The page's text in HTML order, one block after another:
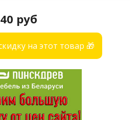
руб
на этот товар 🎁